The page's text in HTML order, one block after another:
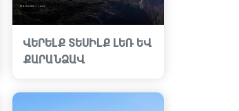
ՎԵՐԵԼՔ ՏԵՍԻԼՔ ԼԵՌ ԵՎ
ՔԱՐԱՆՁԱՎ